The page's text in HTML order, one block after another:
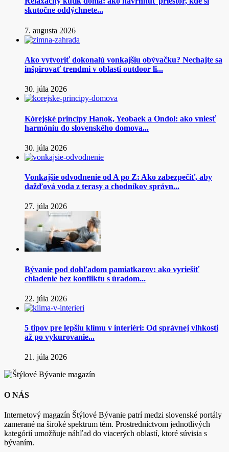
skutočne oddýchnete...
7. augusta 2026
Ako vytvoriť dokonalú vonkajšiu obývačku? Nechajte sa
inšpirovať trendmi v oblasti outdoor li...
30. júla 2026
Kórejské princípy Hanok, Yeobaek a Ondol: ako vniesť
harmóniu do slovenského domova...
30. júla 2026
Vonkajšie odvodnenie od A po Z: Ako zabezpečiť, aby
dažďová voda z terasy a chodníkov správn...
27. júla 2026
Bývanie pod dohľadom pamiatkarov: ako vyriešiť
chladenie bez konfliktu s úradom...
22. júla 2026
5 tipov pre lepšiu klímu v interiéri: Od správnej vlhkosti
až po vykurovanie...
21. júla 2026
O NÁS
Internetový magazín Štýlové Bývanie patrí medzi slovenské portály
zamerané na široké spektrum tém. Prostredníctvom jednotlivých
kategórií umožňuje náhľad do viacerých oblastí, ktoré súvisia s
bývaním.